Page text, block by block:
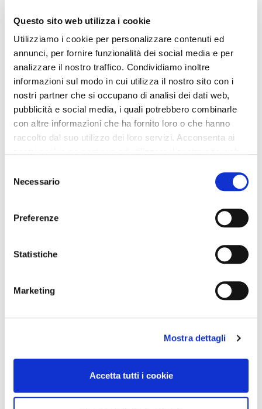
Questo sito web utilizza i cookie
Utilizziamo i cookie per personalizzare contenuti ed
annunci, per fornire funzionalità dei social media e per
analizzare il nostro traffico. Condividiamo inoltre
informazioni sul modo in cui utilizza il nostro sito con i
nostri partner che si occupano di analisi dei dati web,
pubblicità e social media, i quali potrebbero combinarle
con altre informazioni che ha fornito loro o che hanno
raccolto dal suo utilizzo dei loro servizi. Acconsenta ai
delNecessario
Preferenze
Statistiche
Marketing
Mostra dettagli
Accetta tutti i cookie
109,90 €
-50%
129,90 €
pantaloni palazzo con pinces